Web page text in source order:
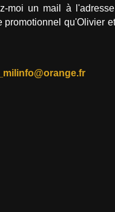
moi un mail à
promotionnel qu'Olivier